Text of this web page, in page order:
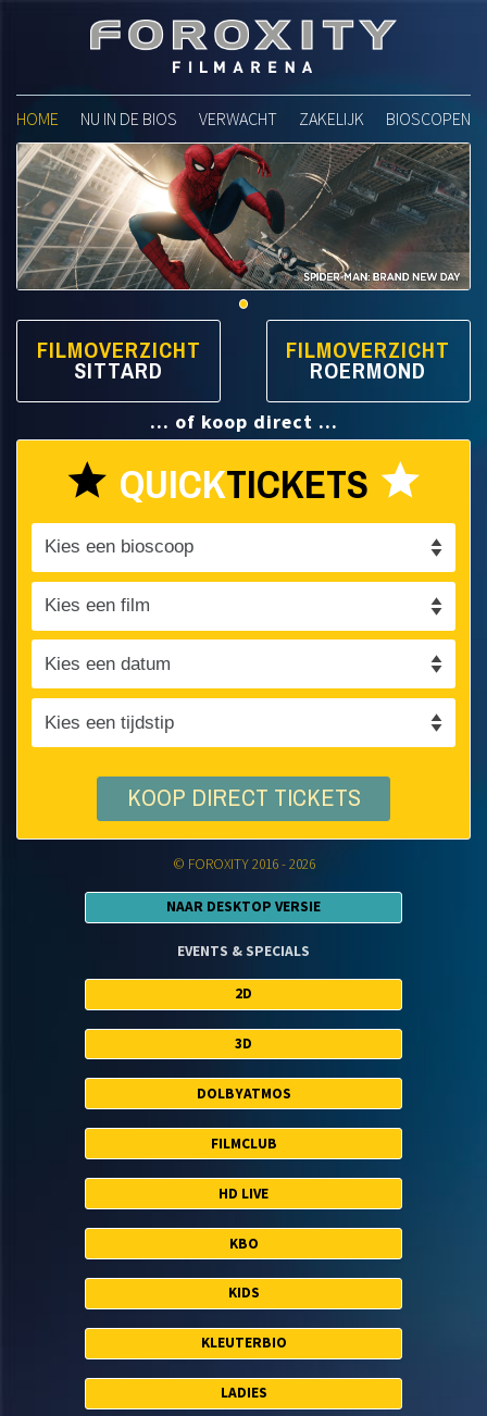
Foroxity Filmarena
HOME NU IN DE BIOS VERWACHT ZAKELIJK BIOSCOPEN
FILMOVERZICHT
SITTARD FILMOVERZICHT
ROERMOND
... of koop direct ...
star QUICKTICKETS star
KOOP DIRECT TICKETS
© FOROXITY 2016 - 2026
NAAR DESKTOP VERSIE
EVENTS & SPECIALS
2D
3D
DOLBYATMOS
FILMCLUB
HD LIVE
KBO
KIDS
KLEUTERBIO
LADIES